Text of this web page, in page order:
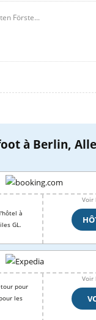
Förste...
à Berlin,
à
GL.
Voir
pour
les
Voir